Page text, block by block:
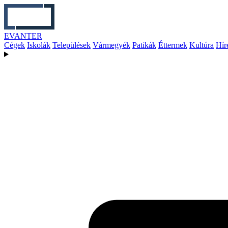
EVANTER
Cégek Iskolák Települések Vármegyék Patikák Éttermek Kultúra